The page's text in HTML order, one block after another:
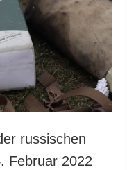
russischen
Februar 2022